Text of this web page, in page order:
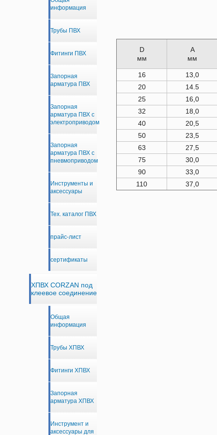
D
мм
A
мм
16
13,0
20
14.5
25
16,0
32
18,0
40
20,5
50
23,5
63
27,5
75
30,0
90
33,0
110
37,0
информация
Трубы ПВХ
Фитинги ПВХ
Запорная
арматура ПВХ
Запорная
арматура ПВХ с
электроприводом
Запорная
арматура ПВХ с
пневмоприводом
Инструменты и
аксессуары
Тех. каталог ПВХ
прайс-лист
сертификаты
ХПВХ CORZAN под
клеевое соединение
Общая
информация
Трубы ХПВХ
Фитинги ХПВХ
Запорная
арматура ХПВХ
Инструмент и
аксессуары для